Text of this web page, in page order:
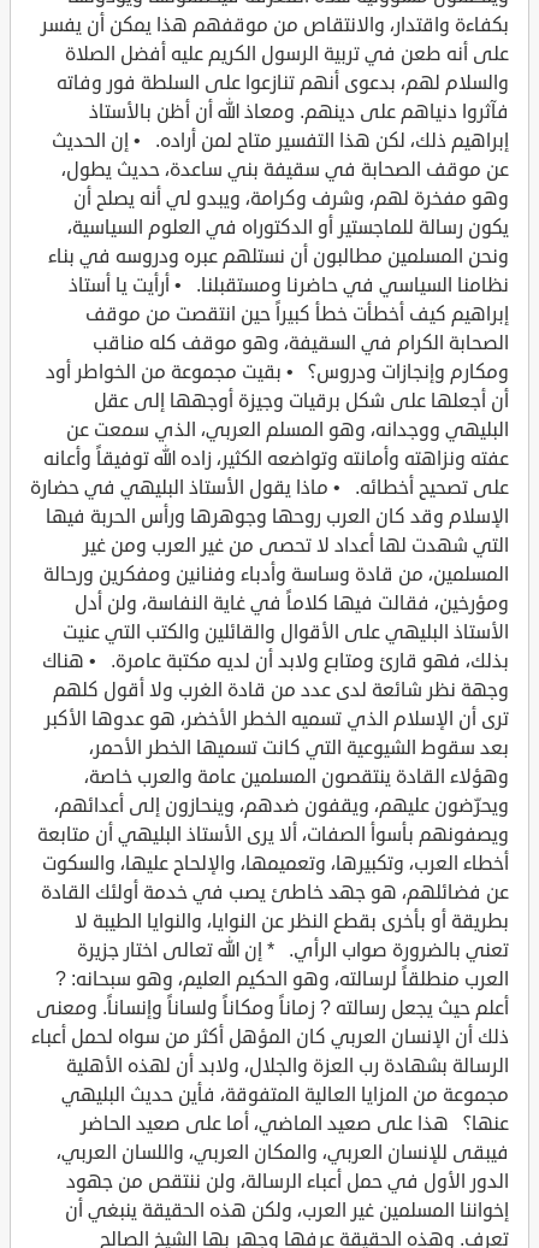
بكفاءة واقتدار، والانتقاص من موقفهم هذا يمكن أن يفسر
على أنه طعن في تربية الرسول الكريم عليه أفضل الصلاة
والسلام لهم، بدعوى أنهم تنازعوا على السلطة فور وفاته
فآثروا دنياهم على دينهم. ومعاذ الله أن أظن بالأستاذ
إبراهيم ذلك، لكن هذا التفسير متاح لمن أراده. • إن الحديث
عن موقف الصحابة في سقيفة بني ساعدة، حديث يطول،
وهو مفخرة لهم، وشرف وكرامة، ويبدو لي أنه يصلح أن
يكون رسالة للماجستير أو الدكتوراه في العلوم السياسية،
ونحن المسلمين مطالبون أن نستلهم عبره ودروسه في بناء
نظامنا السياسي في حاضرنا ومستقبلنا. • أرأيت يا أستاذ
إبراهيم كيف أخطأت خطأ كبيراً حين انتقصت من موقف
الصحابة الكرام في السقيفة، وهو موقف كله مناقب
ومكارم وإنجازات ودروس؟ • بقيت مجموعة من الخواطر أود
أن أجعلها على شكل برقيات وجيزة أوجهها إلى عقل
البليهي ووجدانه، وهو المسلم العربي، الذي سمعت عن
عفته ونزاهته وأمانته وتواضعه الكثير، زاده الله توفيقاً وأعانه
على تصحيح أخطائه. • ماذا يقول الأستاذ البليهي في حضارة
الإسلام وقد كان العرب روحها وجوهرها ورأس الحربة فيها
التي شهدت لها أعداد لا تحصى من غير العرب ومن غير
المسلمين، من قادة وساسة وأدباء وفنانين ومفكرين ورحالة
ومؤرخين، فقالت فيها كلاماً في غاية النفاسة، ولن أدل
الأستاذ البليهي على الأقوال والقائلين والكتب التي عنيت
بذلك، فهو قارئ ومتابع ولابد أن لديه مكتبة عامرة. • هناك
وجهة نظر شائعة لدى عدد من قادة الغرب ولا أقول كلهم
ترى أن الإسلام الذي تسميه الخطر الأخضر، هو عدوها الأكبر
بعد سقوط الشيوعية التي كانت تسميها الخطر الأحمر،
وهؤلاء القادة ينتقصون المسلمين عامة والعرب خاصة،
ويحرّضون عليهم، ويقفون ضدهم، وينحازون إلى أعدائهم،
ويصفونهم بأسوأ الصفات، ألا يرى الأستاذ البليهي أن متابعة
أخطاء العرب، وتكبيرها، وتعميمها، والإلحاح عليها، والسكوت
عن فضائلهم، هو جهد خاطئ يصب في خدمة أولئك القادة
بطريقة أو بأخرى بقطع النظر عن النوايا، والنوايا الطيبة لا
تعني بالضرورة صواب الرأي. * إن الله تعالى اختار جزيرة
العرب منطلقاً لرسالته، وهو الحكيم العليم، وهو سبحانه: ?
أعلم حيث يجعل رسالته ? زماناً ومكاناً ولساناً وإنساناً. ومعنى
ذلك أن الإنسان العربي كان المؤهل أكثر من سواه لحمل أعباء
الرسالة بشهادة رب العزة والجلال، ولابد أن لهذه الأهلية
مجموعة من المزايا العالية المتفوقة، فأين حديث البليهي
عنها؟ هذا على صعيد الماضي، أما على صعيد الحاضر
فيبقى للإنسان العربي، والمكان العربي، واللسان العربي،
الدور الأول في حمل أعباء الرسالة، ولن ننتقص من جهود
إخواننا المسلمين غير العرب، ولكن هذه الحقيقة ينبغي أن
تعرف. وهذه الحقيقة عرفها وجهر بها الشيخ الصالح